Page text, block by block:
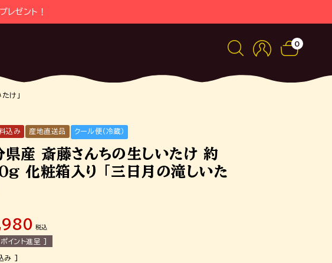
ゼント！
0
け」
県産 斎藤さんちの生しいたけ 約
化粧箱入り 「三日月の滝しいた
込み 産地直送品 クール便（冷蔵）
税込
ポイント進呈 ]